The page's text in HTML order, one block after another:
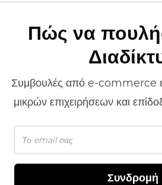
Πώς να
Συμβουλές από e-commerce
μικρών επιχειρήσεων και
Συνδρομή